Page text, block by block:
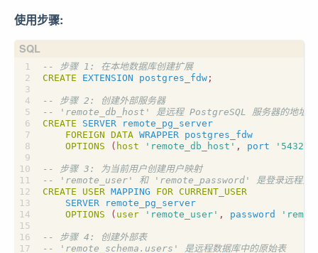
使用步骤:
CREATE
EXTENSION postgres_fdw ;
CREATE
SERVER
remote_pg_server
FOREIGN DATA WRAPPER
postgres_fdw
OPTIONS
( host 'remote_db_host' , port '5432'
CREATE USER MAPPING FOR CURRENT_USER
SERVER
remote_pg_server
OPTIONS
( user 'remote_user' , password